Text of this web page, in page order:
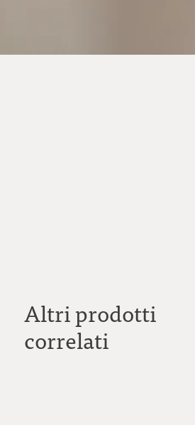
Altri prodotti
correlati